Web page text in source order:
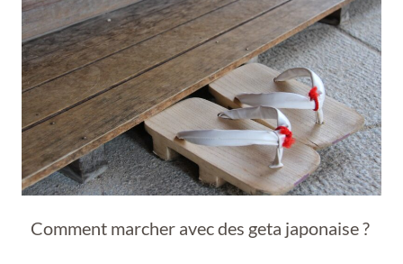
Comment marcher avec des geta japonaise ?